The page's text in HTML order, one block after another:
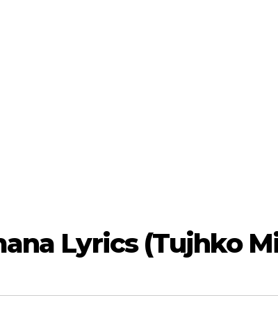
Lyrics (Tujhko